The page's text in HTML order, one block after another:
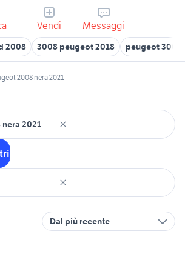
Vendi Messaggi
2008 3008 peugeot 2018 peugeot 3008
2008 nera 2021
Dal più recente